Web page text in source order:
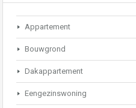
Appartement
Bouwgrond
Dakappartement
Eengezinswoning